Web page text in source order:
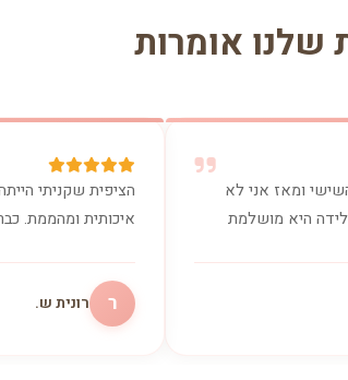
שלנו אומרות
ומאז אני לא
היא מושלמת
הציפית שקניתי
איכותית ומהממת.
ר רונית ש.